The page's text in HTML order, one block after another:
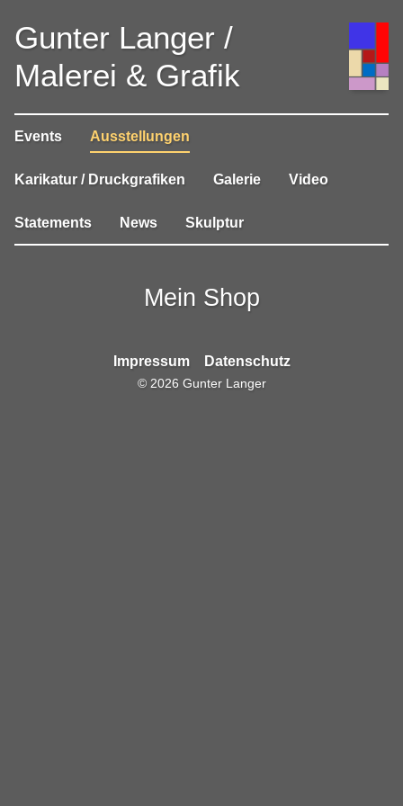
Gunter Langer /
Malerei & Grafik
Events Ausstellungen
Karikatur / Druckgrafiken Galerie Video
Statements News Skulptur
Impressum Datenschutz
© 2026 Gunter Langer
Mein Shop